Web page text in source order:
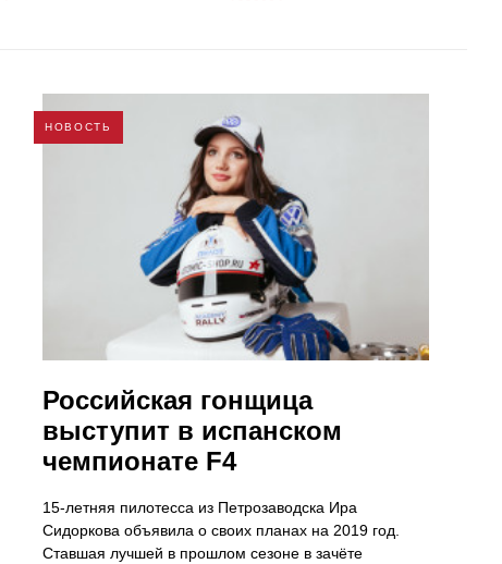
НОВОСТЬ
Российская гонщица
выступит в испанском
чемпионате F4
15-летняя пилотесса из Петрозаводска Ира
Сидоркова объявила о своих планах на 2019 год.
Ставшая лучшей в прошлом сезоне в зачёте